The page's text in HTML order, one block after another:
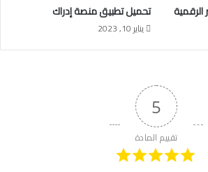
تحميل تطبيق منصة إدراك
يناير 10, 2023
5
تقييم المادة